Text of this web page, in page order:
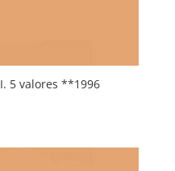
5 valores **1996